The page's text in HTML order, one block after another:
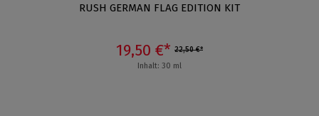
RUSH GERMAN FLAG EDITION KIT
19,50 €* 22,50 €*
Inhalt: 30 ml